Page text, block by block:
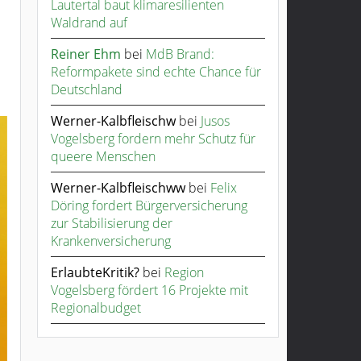
Lautertal baut klimaresilienten
Waldrand auf
Reiner Ehm bei MdB Brand:
Reformpakete sind echte Chance für
Deutschland
Werner-Kalbfleischwbei Jusos
Vogelsberg fordern mehr Schutz für
queere Menschen
Werner-Kalbfleischwwbei Felix
Döring fordert Bürgerversicherung
zur Stabilisierung der
Krankenversicherung
ErlaubteKritik? bei Region
Vogelsberg fördert 16 Projekte mit
Regionalbudget